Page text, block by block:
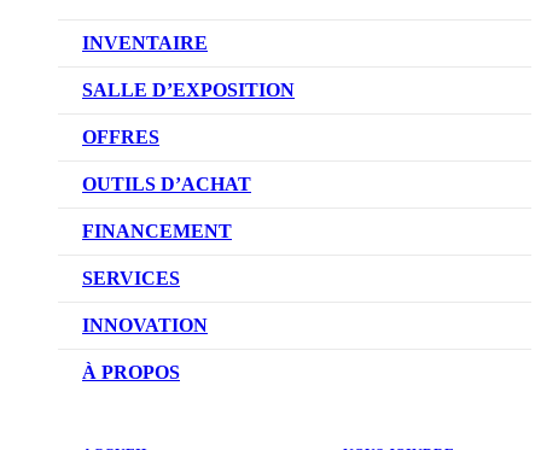
INVENTAIRE
VÉHICULES NEUFS
VÉHICULES D’OCCASION
SALLE D’EXPOSITION
OFFRES
OFFRES DU CONCESSIONNAIRE
OUTILS D’ACHAT
CONFIGUREZ VOTRE VÉHICULE
RÉSERVEZ UN ESSAI ROUTIER
DEMANDEZ UN PRIX
FINANCEMENT
NOTRE DIFFÉRENCE
DEMANDE DE CRÉDIT AUTO
SERVICES
NOTRE PROMESSE
PRENDRE UN RENDEZ-VOUS
INNOVATION
TECHNOLOGIE SKYACTIV
À PROPOS